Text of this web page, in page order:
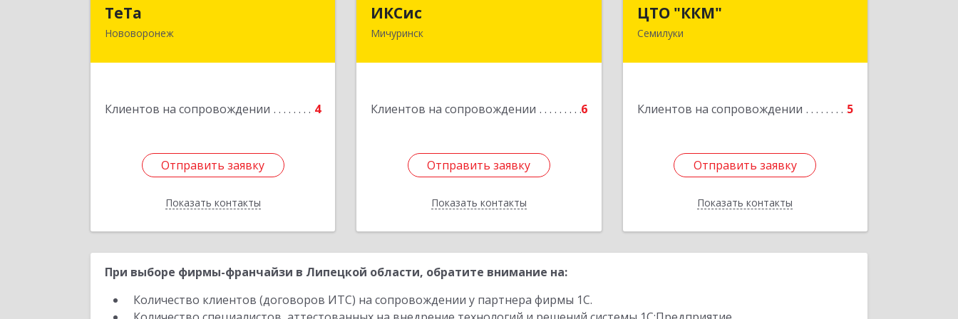
ТеТа
Нововоронеж
Клиентов на сопровождении 4
Отправить заявку
Показать контакты
396 073, Нововоронеж г, а/я, дом № 30
Отправить заявку
Назад
ИКСис
Мичуринск
Клиентов на сопровождении 6
Отправить заявку
Показать контакты
393761, Тамбовская обл, Мичуринск г,
Отправить заявку
Назад
ЦТО "ККМ"
Семилуки
Клиентов на сопровождении 5
Отправить заявку
Показать контакты
Отправить заявку
Назад
При выборе фирмы-франчайзи в Липецкой области, обратите внимание на:
Количество клиентов (договоров ИТС) на сопровождении у партнера фирмы 1С.